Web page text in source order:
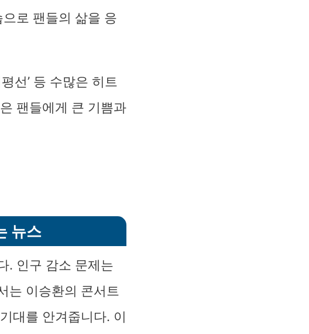
로 팬들의 삶을 응
선’ 등 수많은 히트
팬들에게 큰 기쁨과
뉴스
. 인구 감소 문제는
는 이승환의 콘서트
대를 안겨줍니다. 이